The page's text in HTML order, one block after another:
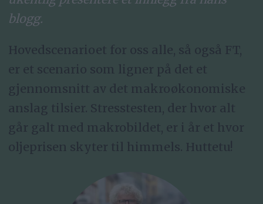
blogg.
Hovedscenarioet for oss alle, så også FT,
er et scenario som ligner på det et
gjennomsnitt av det makroøkonomiske
anslag tilsier. Stresstesten, der hvor alt
går galt med makrobildet, er i år et hvor
oljeprisen skyter til himmels. Huttetu!